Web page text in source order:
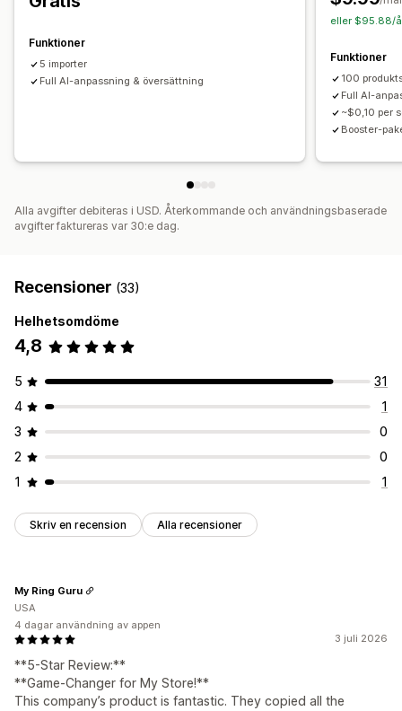
Inköpsställen
Argentina Australien Brasilien
Filippinerna
Japan
Funktioner
5 importer
Full AI-anpassning & översättning
eller $95.88/
Funktioner
100
Full AI-
~$0,10 per
Booster-
Alla avgifter debiteras i USD. Återkommande och användningsbaserade
avgifter faktureras var 30:e dag.
Recensioner (33)
Helhetsomdöme
4,8
5
31
4
1
3
0
2
0
1
1
Skriv en recension Alla recensioner
3 juli 2026
**5-Star Review:**
**Game-Changer for My Store!**
This company’s product is fantastic. They copied all the
My Ring Guru
USA
4 dagar användning av appen